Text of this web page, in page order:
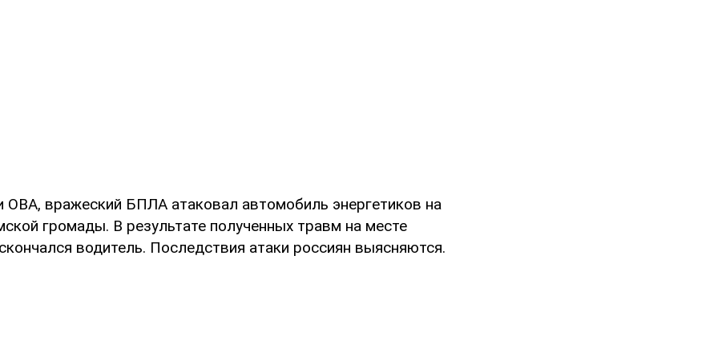
вражеский БПЛА атаковал автомобиль энергетиков на
громады. В результате полученных травм на месте
водитель. Последствия атаки россиян выясняются.